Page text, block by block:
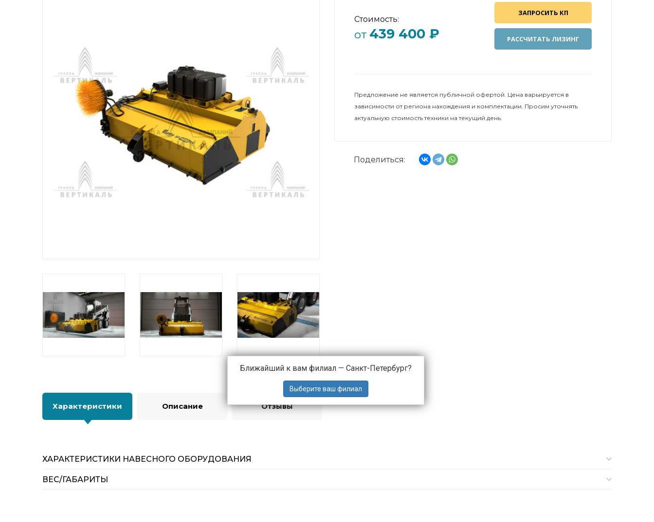
Ближайший к вам филиал — Санкт-Петербург?
Стоимость:
от 439 400 ₽
ЗАПРОСИТЬ КП
РАССЧИТАТЬ ЛИЗИНГ
Предложение не является публичной офертой. Цена варьируется в
зависимости от региона нахождения и комплектации. Просим уточнять
актуальную стоимость техники на текущий день.
Поделиться:
Характеристики Описание Отзывы
ХАРАКТЕРИСТИКИ НАВЕСНОГО ОБОРУДОВАНИЯ
ВЕС/ГАБАРИТЫ